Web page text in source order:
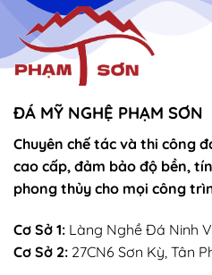
ĐÁ MỸ NGHỆ PHẠM SƠN
Chuyên chế tác và thi công
cao cấp, đảm bảo độ bền,
phong thủy cho mọi công
Cơ Sở 1: Làng Nghề Đá Ninh
Cơ Sở 2: 27CN6 Sơn Kỳ, Tân